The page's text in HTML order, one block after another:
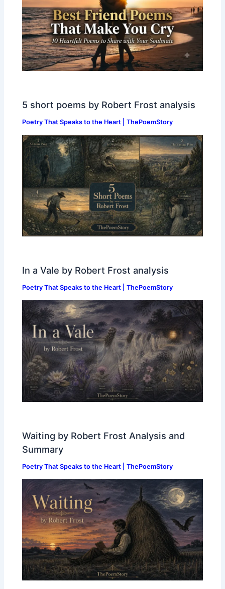
5 short poems by Robert Frost analysis
Poetry That Speaks to the Heart | ThePoemStory
In a Vale by Robert Frost analysis
Poetry That Speaks to the Heart | ThePoemStory
Waiting by Robert Frost Analysis and
Summary
Poetry That Speaks to the Heart | ThePoemStory